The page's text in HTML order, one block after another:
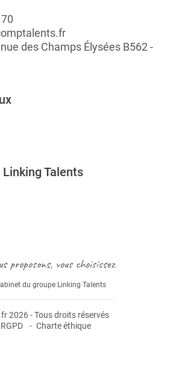
des Champs Élysées B562 -
Talents
proposons, vous choisissez
du groupe Linking Talents
2026 - Tous droits réservés
RGPD Charte éthique